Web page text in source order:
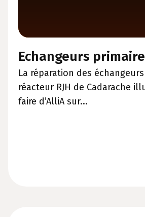
Echangeurs
La réparation des
réacteur RJH de Cadarache
faire d’AlliA sur...